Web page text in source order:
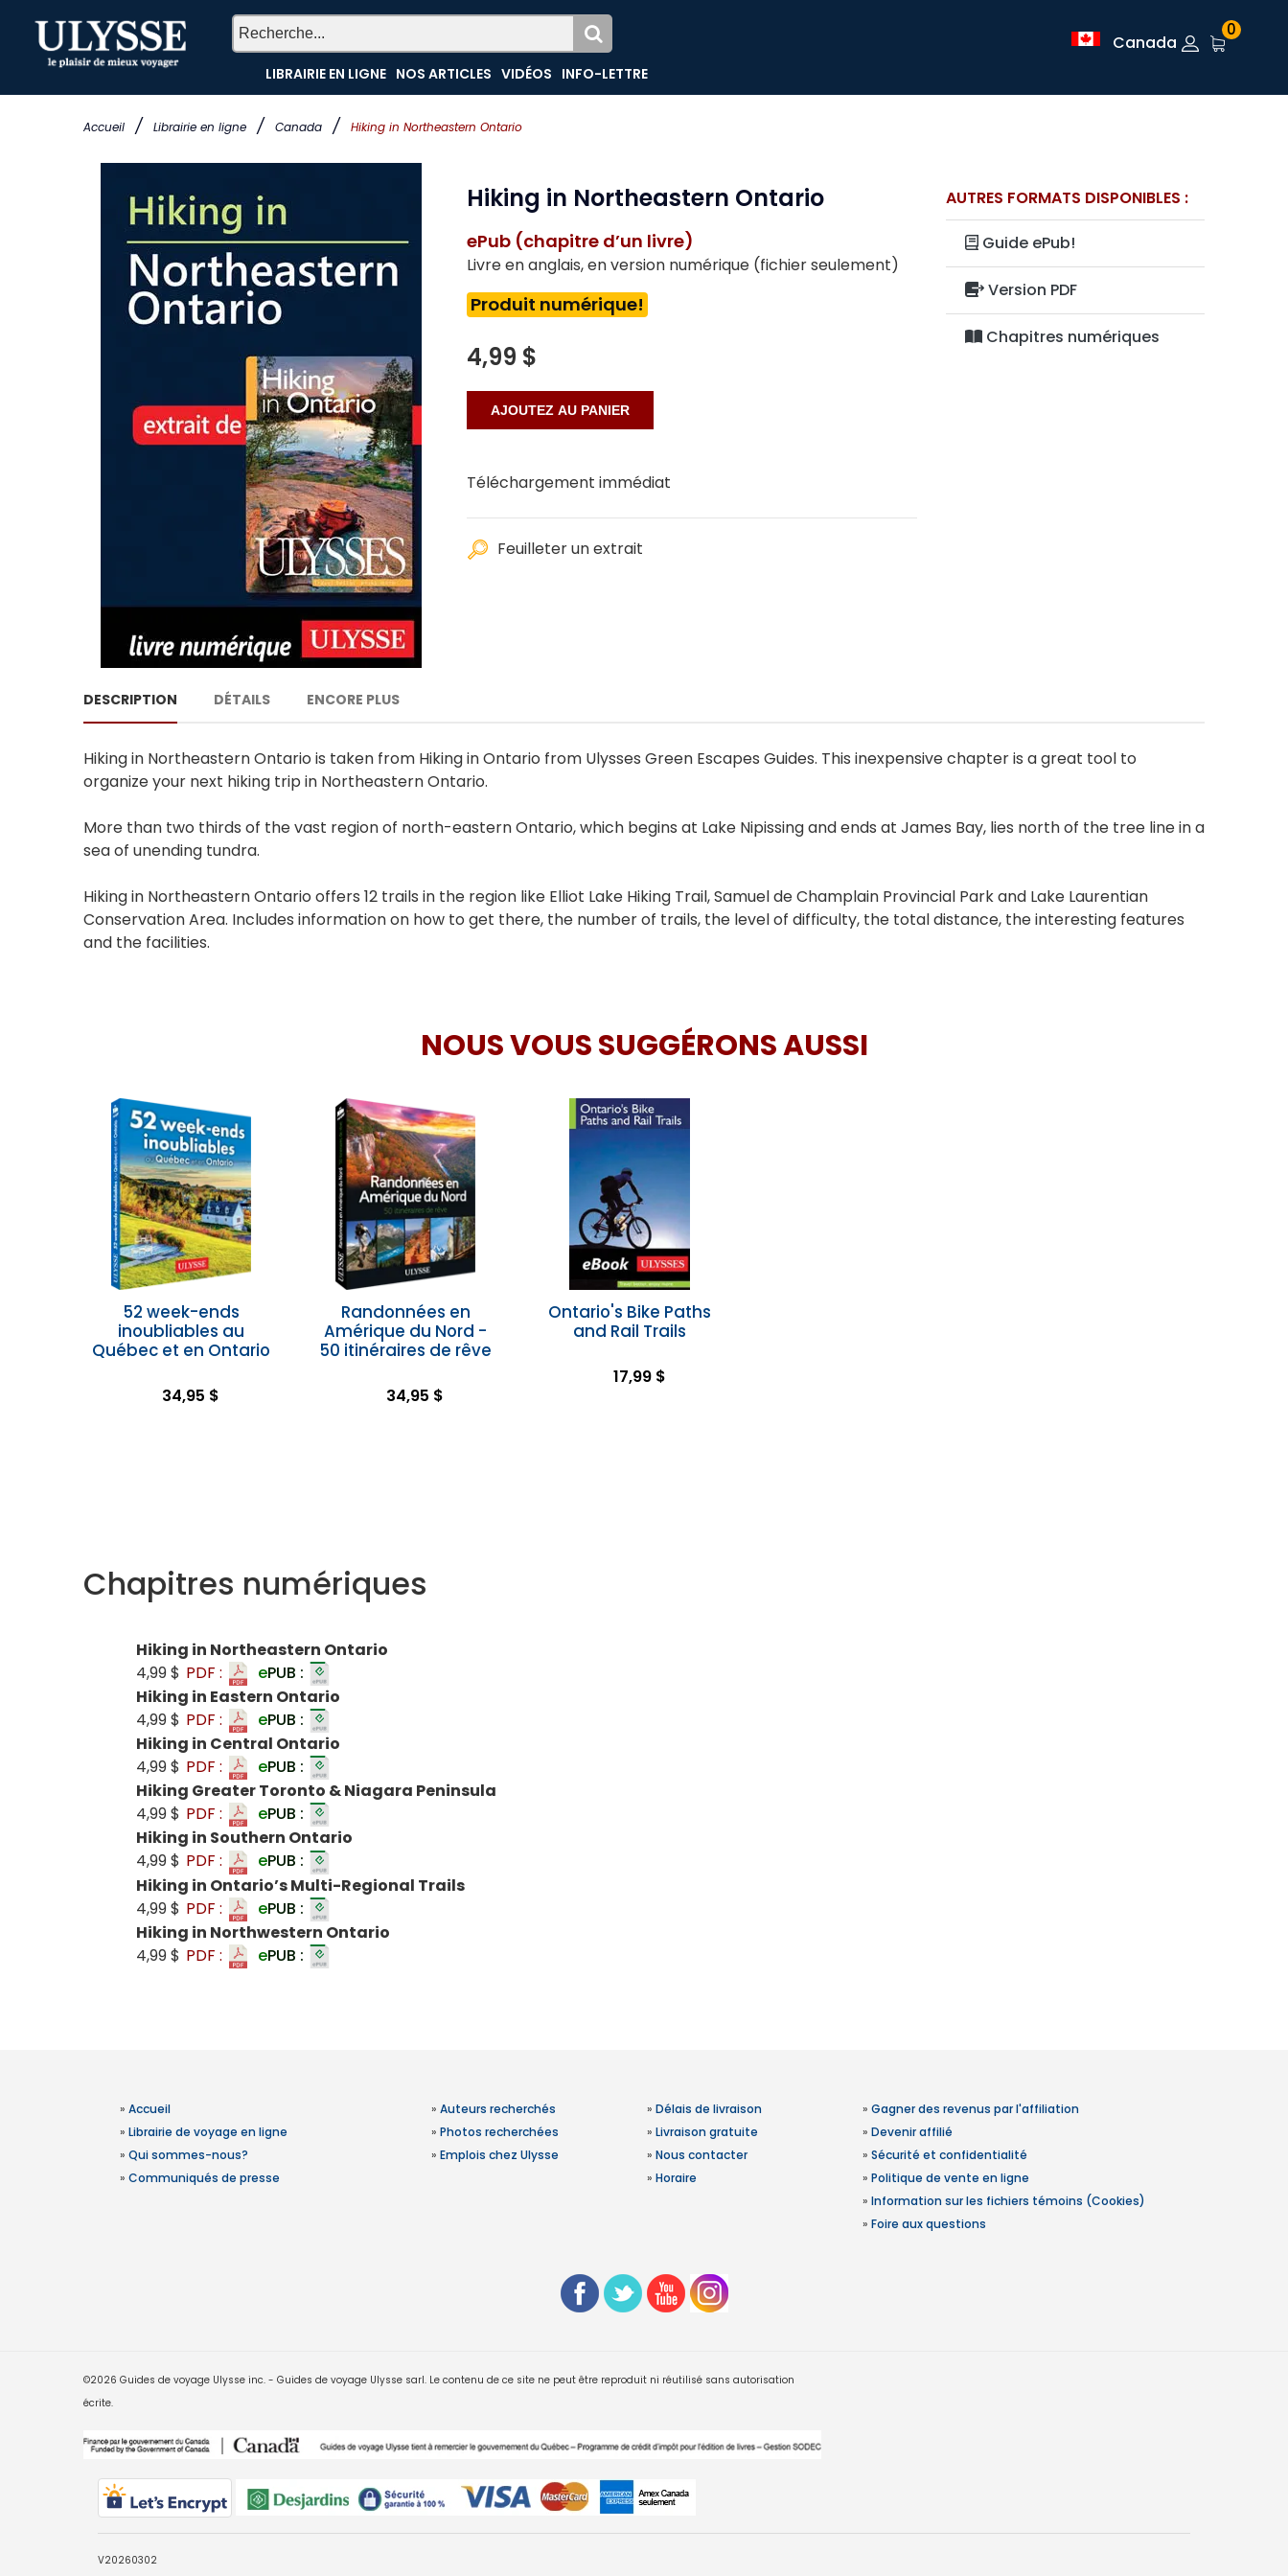
Accueil / Librairie en ligne / Canada / Hiking in Northeastern Ontario
LIBRAIRIE EN LIGNE NOS ARTICLES VIDÉOS INFO-LETTRE
Canada
0
Hiking in Northeastern Ontario
ePub (chapitre d’un livre)
Livre en anglais, en version numérique (fichier seulement)
Produit numérique!
4,99 $
Téléchargement immédiat
Feuilleter un extrait
AUTRES FORMATS DISPONIBLES :
Guide ePub!
Version PDF
Chapitres numériques
DESCRIPTION DÉTAILS ENCORE PLUS
Hiking in Northeastern Ontario is taken from Hiking in Ontario from Ulysses Green Escapes Guides. This inexpensive chapter is a great tool to
organize your next hiking trip in Northeastern Ontario.
More than two thirds of the vast region of north-eastern Ontario, which begins at Lake Nipissing and ends at James Bay, lies north of the tree line in a
sea of unending tundra.
Hiking in Northeastern Ontario offers 12 trails in the region like Elliot Lake Hiking Trail, Samuel de Champlain Provincial Park and Lake Laurentian
Conservation Area. Includes information on how to get there, the number of trails, the level of difficulty, the total distance, the interesting features
and the facilities.
NOUS VOUS SUGGÉRONS AUSSI
52 week-ends
inoubliables au
Québec et en Ontario
34,95 $
Randonnées en
Amérique du Nord -
50 itinéraires de rêve
34,95 $
Ontario's Bike Paths
and Rail Trails
17,99 $
Chapitres numériques
Hiking in Northeastern Ontario
4,99 $ PDF : ePUB :
Hiking in Eastern Ontario
4,99 $ PDF : ePUB :
Hiking in Central Ontario
4,99 $ PDF : ePUB :
Hiking Greater Toronto & Niagara Peninsula
4,99 $ PDF : ePUB :
Hiking in Southern Ontario
4,99 $ PDF : ePUB :
Hiking in Ontario’s Multi-Regional Trails
4,99 $ PDF : ePUB :
Hiking in Northwestern Ontario
4,99 $ PDF : ePUB :
» Accueil
» Librairie de voyage en ligne
» Qui sommes-nous?
» Communiqués de presse
» Auteurs recherchés
» Photos recherchées
» Emplois chez Ulysse
» Délais de livraison
» Livraison gratuite
» Nous contacter
» Horaire
» Gagner des revenus par l'affiliation
» Devenir affilié
» Sécurité et confidentialité
» Politique de vente en ligne
» Information sur les fichiers témoins (Cookies)
» Foire aux questions
©2026 Guides de voyage Ulysse inc. - Guides de voyage Ulysse sarl. Le contenu de ce site ne peut être reproduit ni réutilisé sans autorisation
écrite.
V20260302